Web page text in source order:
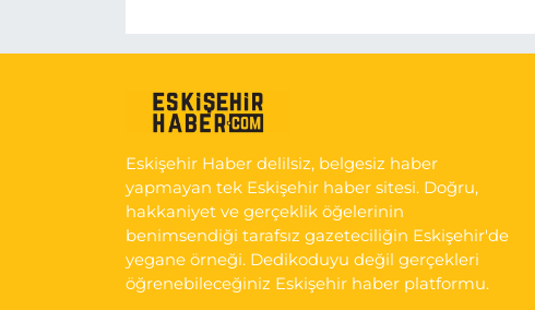
Eskişehir Haber delilsiz, belgesiz haber
yapmayan tek Eskişehir haber sitesi. Doğru,
hakkaniyet ve gerçeklik öğelerinin
benimsendiği tarafsız gazeteciliğin Eskişehir'de
yegane örneği. Dedikoduyu değil gerçekleri
öğrenebileceğiniz Eskişehir haber platformu.